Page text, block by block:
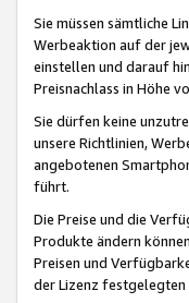
Sie müssen sämtliche
Werbeaktion auf der
einstellen und darauf
Preisnachlass in Höhe
Sie dürfen keine
unsere Richtlinien,
angebotenen
führt.
Die Preise und die
Produkte ändern
Preisen und
der Lizenz festgelegten